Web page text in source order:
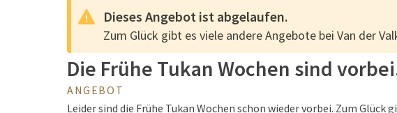
Dieses Angebot ist abgelaufen.
Zum Glück gibt es viele andere Angebote bei Van der
Die Frühe Tukan Wochen sind
ANGEBOT
Leider sind die Frühe Tukan Wochen schon wieder vorbei. Zum Glück